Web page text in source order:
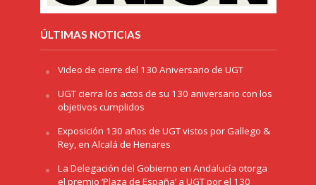
ÚLTIMAS NOTICIAS
Video de cierre del 130 Aniversario de UGT
UGT cierra los actos de su 130 aniversario con los
objetivos cumplidos
Exposición 130 años de UGT vistos por Gallego &
Rey, en Alcalá de Henares
La Delegación del Gobierno en Andalucía otorga
el premio ‘Plaza de España’ a UGT por el 130